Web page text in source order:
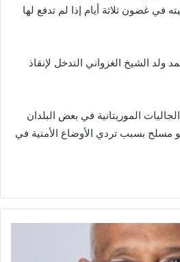
في غضون ثلاثة أيام إذا لم تدفع لها
ولد الشيخ الغزواني التدخل لإنقاذ
الموريتانية في بعض البلدان
مسلح بسبب تردي الأوضاع الأمنية في